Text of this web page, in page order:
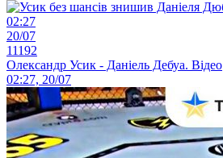
02:27
20/07
11192
Олександр Усик - Даніель Дебуа. Відео
02:27, 20/07